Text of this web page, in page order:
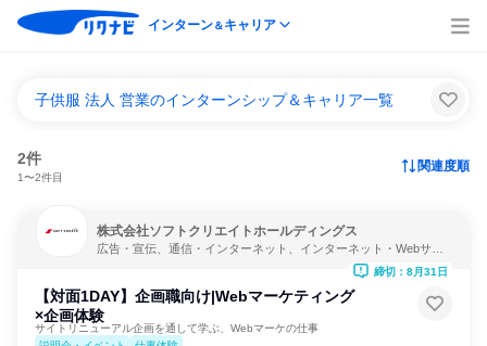
インターン＆キャリア
子供服 法人 営業のインターンシップ＆キャリア一覧
2件
1〜2件目
関連度順
株式会社ソフトクリエイトホールディングス
広告・宣伝、通信・インターネット、インターネット・Webサー
【対面1DAY】企画職向け|Webマーケティング
×企画体験
サイトリニューアル企画を通して学ぶ、Webマーケの仕事
締切：8月31日